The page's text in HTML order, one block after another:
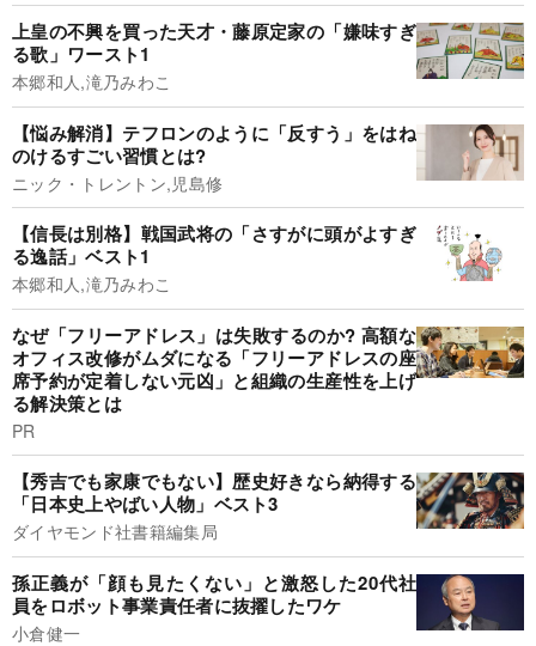
上皇の不興を買った天才・藤原定家の「嫌味すぎ
る歌」ワースト1
本郷和人,滝乃みわこ
【悩み解消】テフロンのように「反すう」をはね
のけるすごい習慣とは?
ニック・トレントン,児島修
【信長は別格】戦国武将の「さすがに頭がよすぎ
る逸話」ベスト1
本郷和人,滝乃みわこ
なぜ「フリーアドレス」は失敗するのか? 高額な
オフィス改修がムダになる「フリーアドレスの座
席予約が定着しない元凶」と組織の生産性を上げ
る解決策とは
PR
【秀吉でも家康でもない】歴史好きなら納得する
「日本史上やばい人物」ベスト3
ダイヤモンド社書籍編集局
孫正義が「顔も見たくない」と激怒した20代社
員をロボット事業責任者に抜擢したワケ
小倉健一